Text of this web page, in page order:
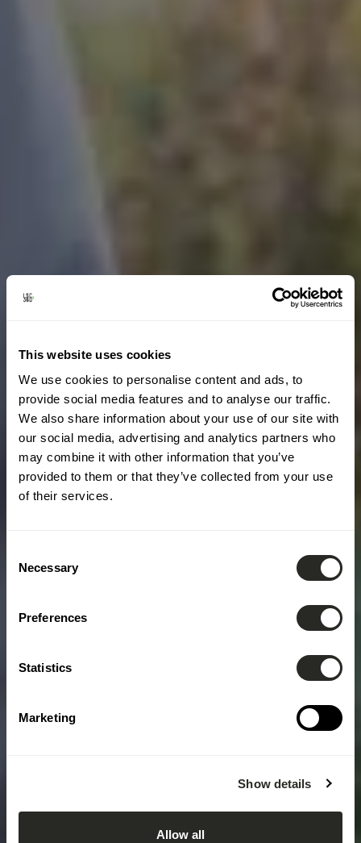
This website uses cookies
We use cookies to personalise content and ads, to
provide social media features and to analyse our traffic.
We also share information about your use of our site with
our social media, advertising and analytics partners who
may combine it with other information that you’ve
provided to them or that they’ve collected from your use
of their services.
Selection
Necessary
Preferences
Statistics
Marketing
Show details
Allow all